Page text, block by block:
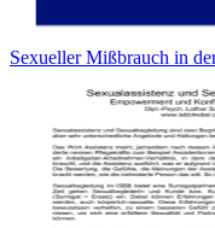
Sexueller Mißbrauch in